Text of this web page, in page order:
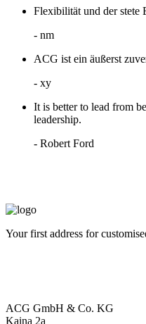
Flexibilität und der stete
- nm
ACG ist ein äußerst
- xy
It is better to lead from
leadership.
- Robert Ford
Your first address for
ACG GmbH & Co. KG
Kaina 2a